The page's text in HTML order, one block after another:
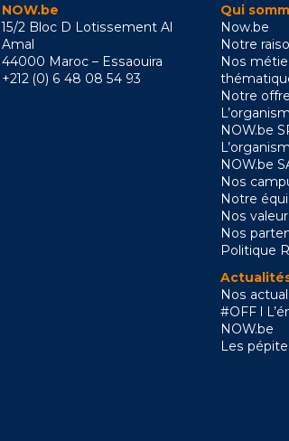
NOW.be
15/2 Bloc D Lotissement Al
Amal
44000 Maroc – Essaouira
+212 (0) 6 48 08 54 93
Qui
Now.be
Notre
Nos
Notre offre
NOW.be
NOW.be
Nos
Notre
Nos
Nos
Politique
Nos
#OFF l
NOW.be
Les